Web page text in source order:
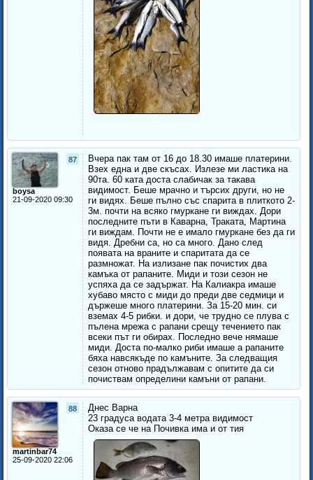
87
boysa
21-09-2020 09:30
Вчера пак там от 16 до 18.30 имаше платерини.
Взех една и две скъсах. Излезе ми ластика на
90та. 60 ката доста слабичак за такава
видимост. Беше мрачно и търсих други, но не
ги видях. Беше пълно със спарита в плиткото 2-
3м. почти на всяко гмуркане ги виждах. Дори
последните пъти в Каварна, Траката, Мартина
ги виждам. Почти не е имало гмуркане без да ги
видя. Дребни са, но са много. Дано след
появата на враните и спаритата да се
размножат. На излизане пак почистих два
камъка от рапаните. Миди и този сезон не
успяха да се задържат. На Калиакра имаше
хубаво място с миди до преди две седмици и
държеше много платерини. За 15-20 мин. си
вземах 4-5 рибки. и дори, че трудно се плува с
пълена мрежа с рапани срещу течението пак
всеки път ги обирах. Последно вече нямаше
миди. Доста по-малко риби имаше а рапаните
бяха навсякъде по камъните. За следващия
сезон отново прадължавам с опитите да си
почиствам определини камъни от рапани.
88
martinbar74
25-09-2020 22:06
Днес Варна
23 градуса водата 3-4 метра видимост
Оказа се че на Почивка има и от тия